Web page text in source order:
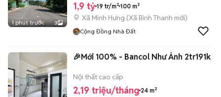
1 phút trước 3
1,9 tỷ 19 tr/m² 100 m²
Xã Minh Hưng (Xã Bình Thanh mới)
Cộng Đồng Nhà Đất
🎉Mới 100% - Bancol Như Ảnh 2tr191k
Nội thất cao cấp
2,19 triệu/tháng 24 m²